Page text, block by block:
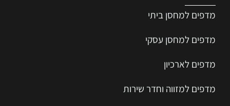
מדפים למחסן ביתי
מדפים למחסן עסקי
מדפים לארכיון
מדפים למזווה וחדר שירות